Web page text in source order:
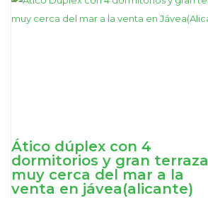
Ático dúplex con 4
dormitorios y gran terraza
muy cerca del mar a la
venta en jávea(alicante)